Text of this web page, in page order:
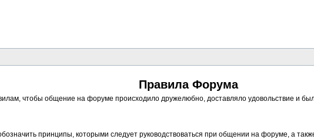
Правила Форума
чтобы общение на форуме происходило дружелюбно, доставляло удовольствие и
принципы, которыми следует руководствоваться при общении на форуме, а